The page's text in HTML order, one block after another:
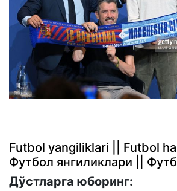
Futbol yangiliklari || Futbol
Футбол янгиликлари ||
Дўстларга юборинг: